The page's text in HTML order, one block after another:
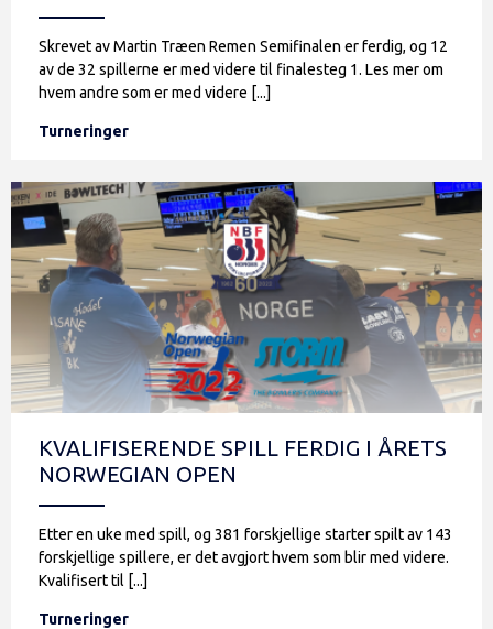
Turneringer
Skrevet av Martin Træen Remen Semifinalen er ferdig, og 12
av de 32 spillerne er med videre til finalesteg 1. Les mer om
hvem andre som er med videre [...]
Turneringer
KVALIFISERENDE SPILL FERDIG I ÅRETS
NORWEGIAN OPEN
Etter en uke med spill, og 381 forskjellige starter spilt av 143
forskjellige spillere, er det avgjort hvem som blir med videre.
Kvalifisert til [...]